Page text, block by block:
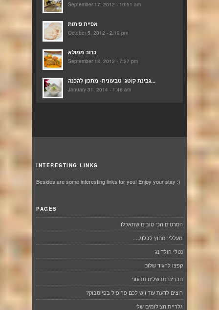
September 17, 2012 - 10:51 am
אפיית פיתות
October 5, 2012 - 2:19 pm
כרוב ממולא
September 13, 2012 - 7:27 pm
גבינת קוטג’ טבעונית- מתכון להכנה...
January 31, 2014 - 1:46 am
INTERESTING LINKS
Besides are some interesting links for you! Enjoy your stay :)
PAGES
הסרטים הכי טובים שתאכלו
מעלליי מחוץ לבלוג….
נטלי הולדינג
קפצו להגיד שלום
חברים מבשלים טבעוני
רוצים לדעת עוד ויש לכם פרופיל בפייסבוק?
גלריית הצילומים שלי